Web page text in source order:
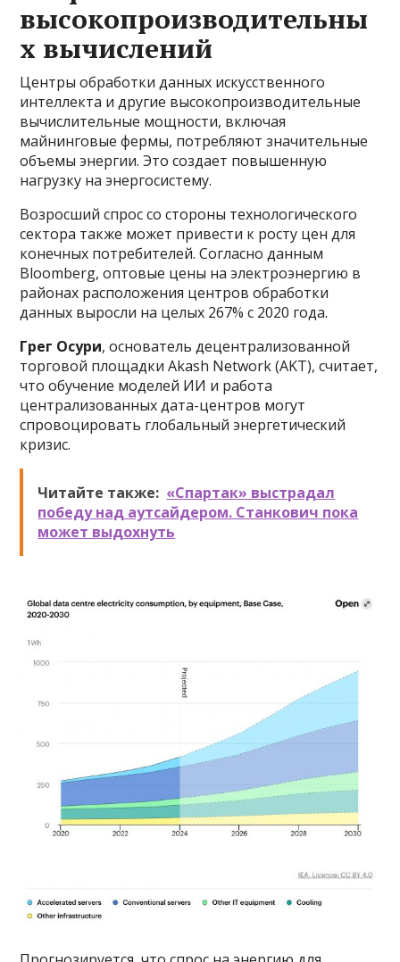
высокопроизводительны
х вычислений
Центры обработки данных искусственного
интеллекта и другие высокопроизводительные
вычислительные мощности, включая
майнинговые фермы, потребляют значительные
объемы энергии. Это создает повышенную
нагрузку на энергосистему.
Возросший спрос со стороны технологического
сектора также может привести к росту цен для
конечных потребителей. Согласно данным
Bloomberg, оптовые цены на электроэнергию в
районах расположения центров обработки
данных выросли на целых 267% с 2020 года.
Грег Осури, основатель децентрализованной
торговой площадки Akash Network (AKT), считает,
что обучение моделей ИИ и работа
централизованных дата-центров могут
спровоцировать глобальный энергетический
кризис.
Читайте также: «Спартак» выстрадал
победу над аутсайдером. Станкович пока
может выдохнуть